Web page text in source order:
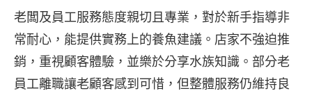
老闆及員工服務態度親切且專業，對於新手指導非
常耐心，能提供實務上的養魚建議。店家不強迫推
銷，重視顧客體驗，並樂於分享水族知識。部分老
員工離職讓老顧客感到可惜，但整體服務仍維持良